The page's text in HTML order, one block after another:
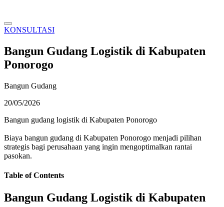
KONSULTASI
Bangun Gudang Logistik di Kabupaten
Ponorogo
Bangun Gudang
20/05/2026
Bangun gudang logistik di Kabupaten Ponorogo
Biaya bangun gudang di Kabupaten Ponorogo menjadi pilihan
strategis bagi perusahaan yang ingin mengoptimalkan rantai
pasokan.
Table of Contents
Bangun Gudang Logistik di Kabupaten